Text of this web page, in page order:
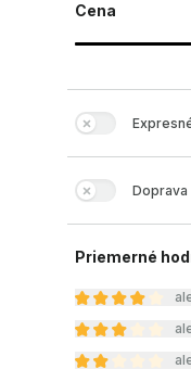
Cena
Doprava
Priemerné